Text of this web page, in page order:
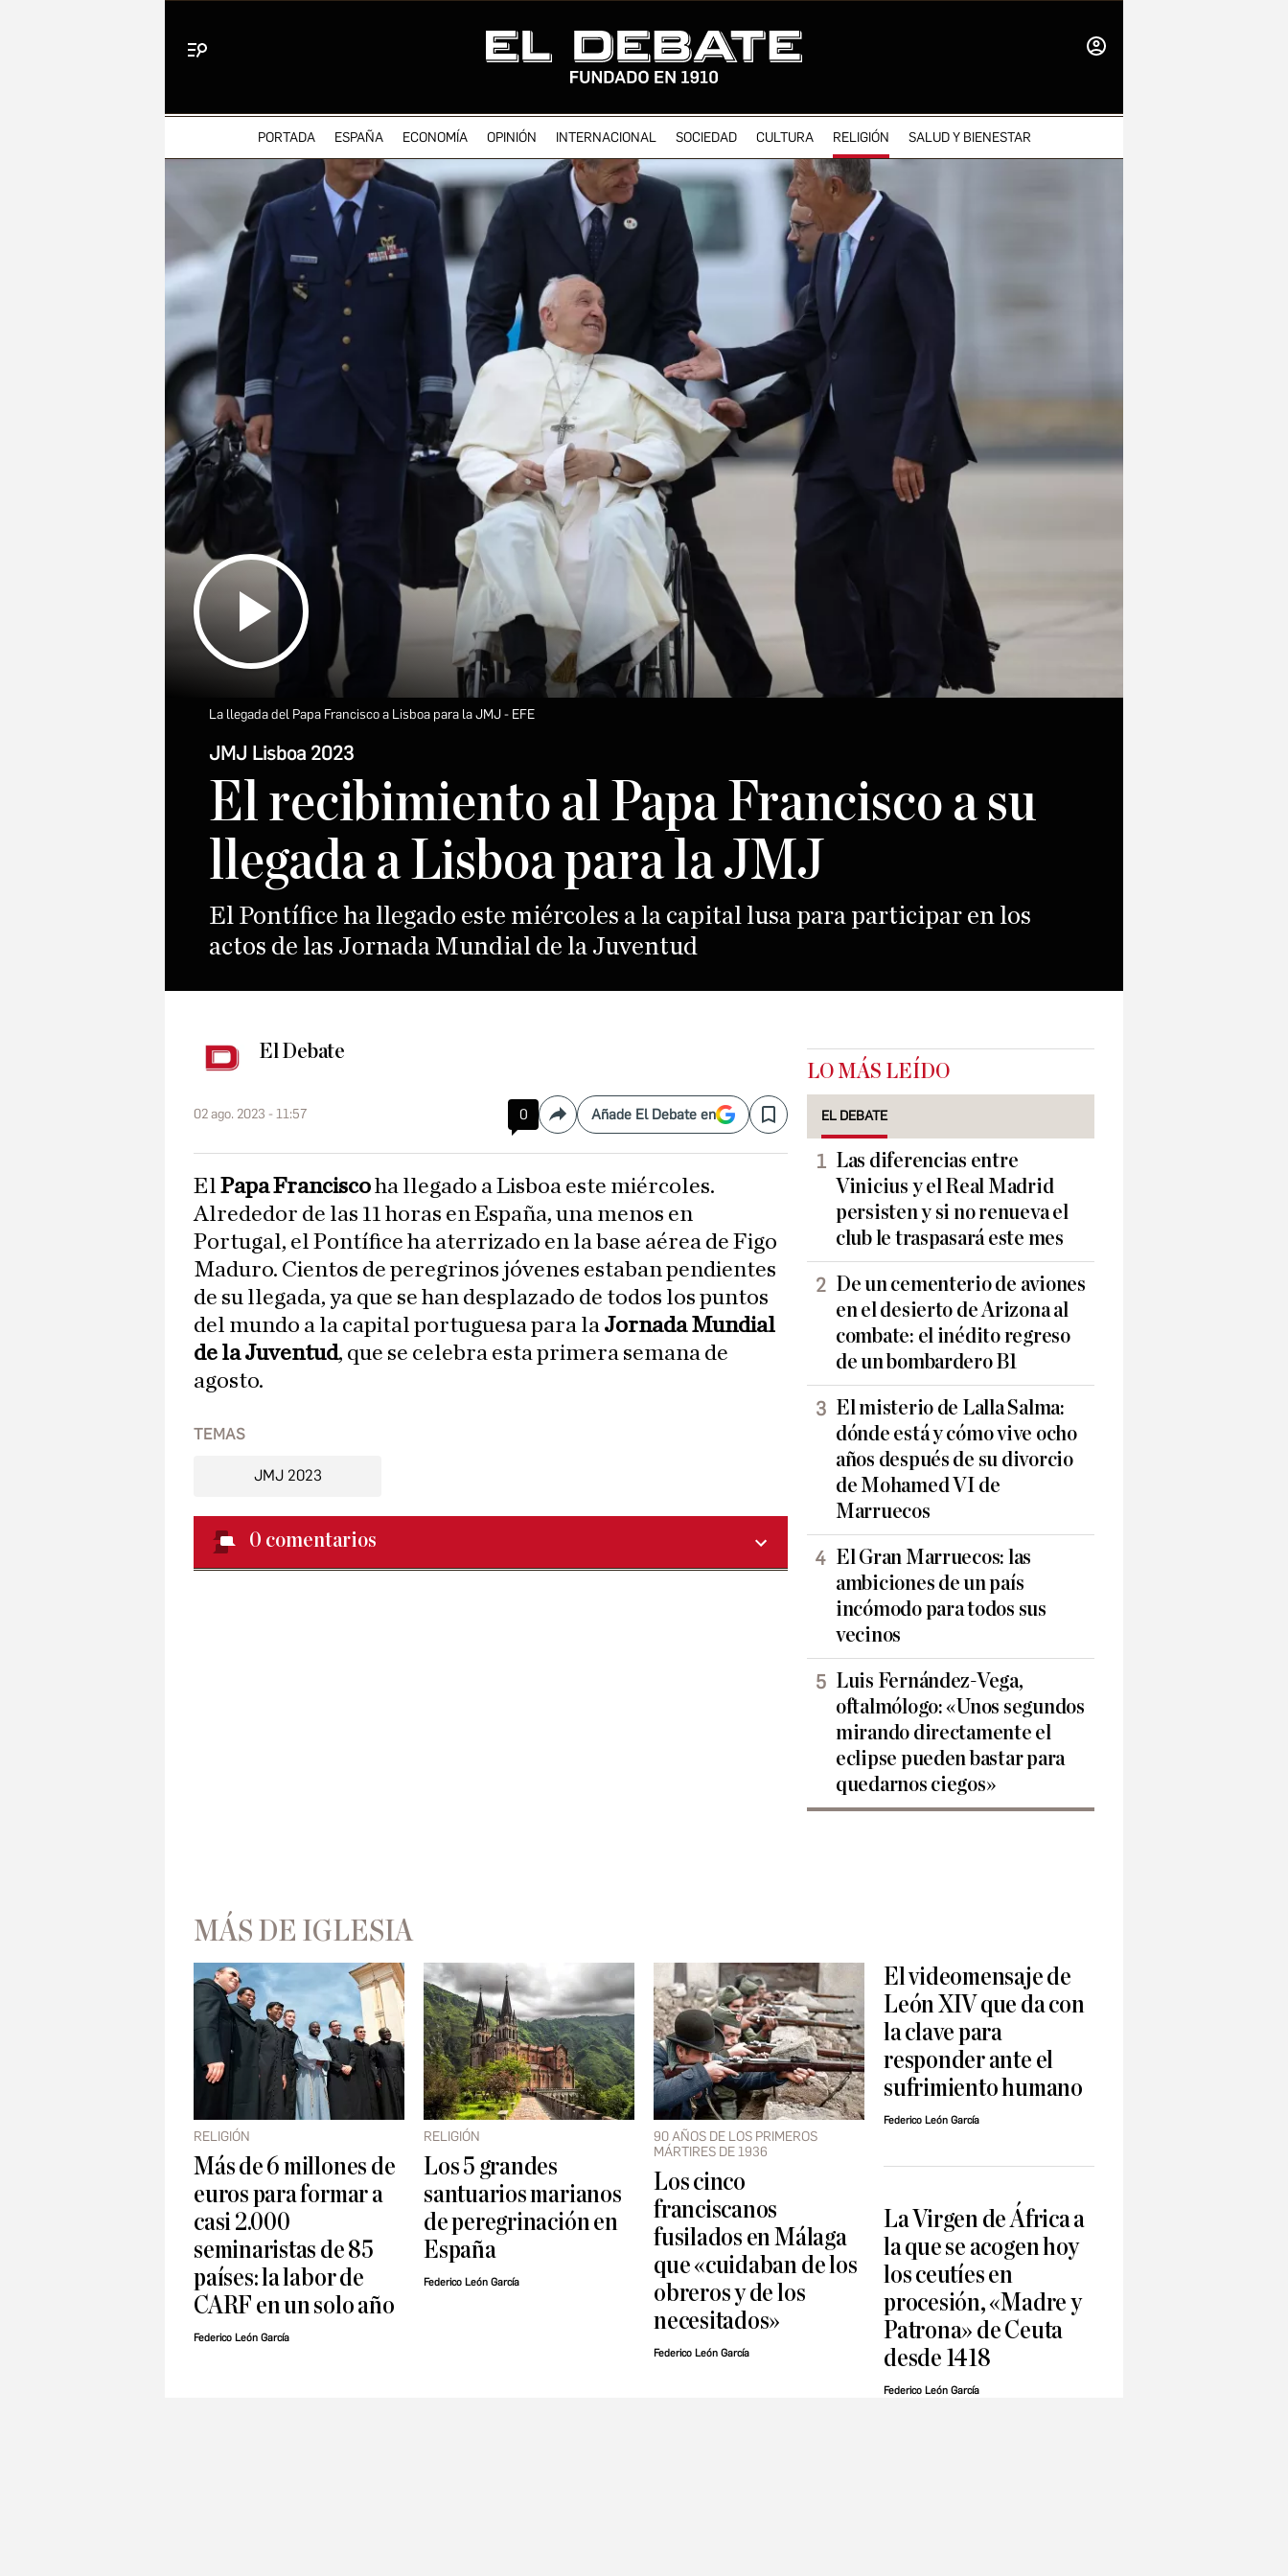
PORTADA ESPAÑA ECONOMÍA OPINIÓN INTERNACIONAL SOCIEDAD CULTURA RELIGIÓN SALUD Y BIENESTAR
La llegada del Papa Francisco a Lisboa para la JMJ EFE
JMJ Lisboa 2023
El recibimiento al Papa Francisco a su
llegada a Lisboa para la JMJ
El Pontífice ha llegado este miércoles a la capital lusa para participar en los
actos de las Jornada Mundial de la Juventud
El Debate
02 ago. 2023 - 11:57 0 CompartirAñade El Debate en Save
ElPapa Franciscoha llegado a Lisboa este miércoles.
Alrededor de las 11 horas en España, una menos en
Portugal, el Pontífice ha aterrizado en la base aérea de Figo
Maduro. Cientos de peregrinos jóvenes estaban pendientes
de su llegada, ya que se han desplazado de todos los puntos
del mundo a la capital portuguesa para la Jornada Mundial
de la Juventud, que se celebra esta primera semana de
agosto.
TEMAS
JMJ 2023
0 comentarios
LO MÁS LEÍDO
EL DEBATE
Las diferencias entre
Vinicius y el Real Madrid
persisten y si no renueva el
club le traspasará este mes
De un cementerio de aviones
en el desierto de Arizona al
combate: el inédito regreso
de un bombardero B1
El misterio de Lalla Salma:
dónde está y cómo vive ocho
años después de su divorcio
de Mohamed VI de
Marruecos
El Gran Marruecos: las
ambiciones de un país
incómodo para todos sus
vecinos
Luis Fernández-Vega,
oftalmólogo: «Unos segundos
mirando directamente el
eclipse pueden bastar para
quedarnos ciegos»
MÁS DE IGLESIA
RELIGIÓN
Más de 6 millones de
euros para formar a
casi 2.000
seminaristas de 85
países: la labor de
CARF en un solo año
Federico León García
RELIGIÓN
Los 5 grandes
santuarios marianos
de peregrinación en
España
Federico León García
90 AÑOS DE LOS PRIMEROS
MÁRTIRES DE 1936
Los cinco
franciscanos
fusilados en Málaga
que «cuidaban de los
obreros y de los
necesitados»
Federico León García
El videomensaje de
León XIV que da con
la clave para
responder ante el
sufrimiento humano
Federico León García
La Virgen de África a
la que se acogen hoy
los ceutíes en
procesión, «Madre y
Patrona» de Ceuta
desde 1418
Federico León García